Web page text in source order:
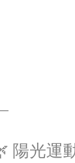
陽光運